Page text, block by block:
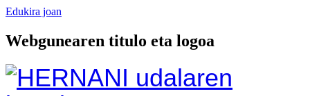
Edukira joan
Webgunearen titulo eta logoa